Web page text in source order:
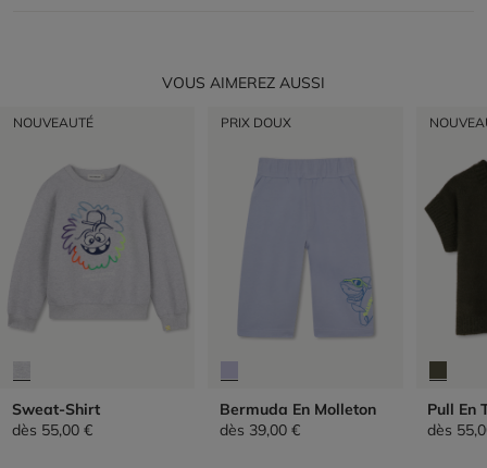
VOUS AIMEREZ AUSSI
NOUVEAUTÉ
Sweat-Shirt
dès 55,00 €
PRIX DOUX
Bermuda En Molleton
dès 39,00 €
Pull En
dès